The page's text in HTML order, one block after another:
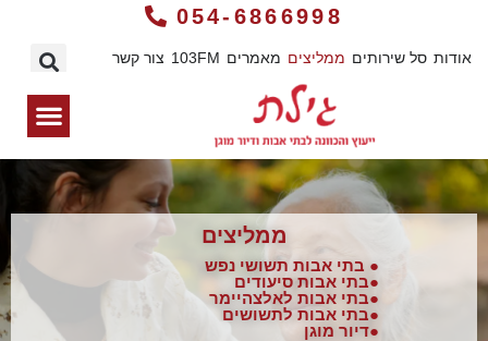
054-6866998
אודות סל שירותים ממליצים מאמרים 103FM צור קשר
ממליצים
● בתי אבות תשושי נפש
●בתי אבות סיעודים
●בתי אבות לאלצהיימר
●בתי אבות לתשושים
●דיור מוגן